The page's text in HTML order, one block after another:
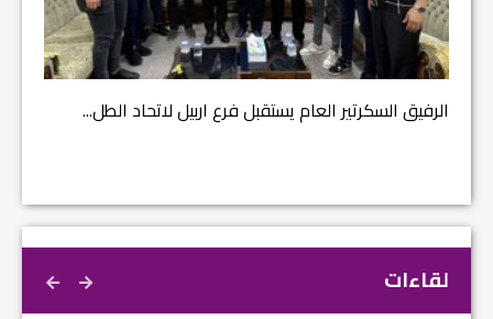
الرفيق السكرتير العام يستقبل فرع اربيل لاتحاد الطل...
لقاءات